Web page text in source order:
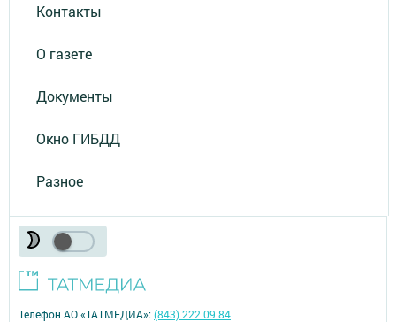
Контакты
О газете
Документы
Окно ГИБДД
Разное
Телефон АО «ТАТМЕДИА»:(843) 222 09 84